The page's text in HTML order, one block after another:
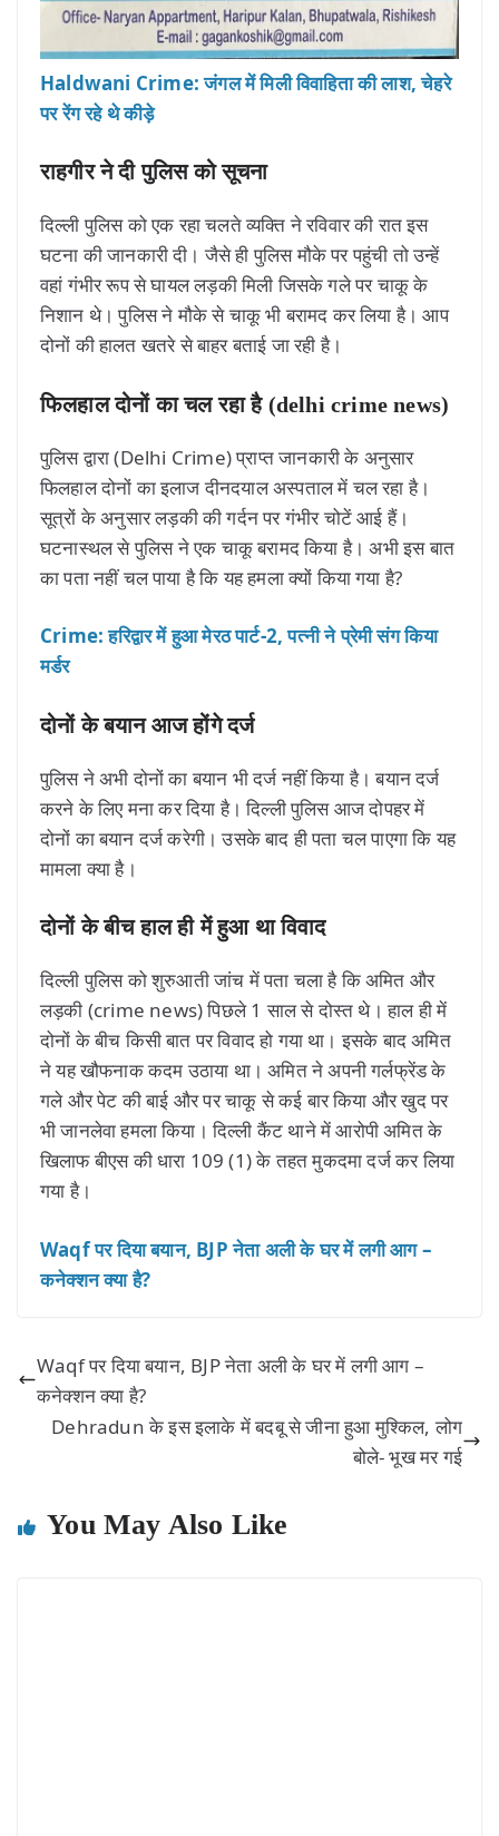
Haldwani Crime: जंगल में मिली विवाहिता की लाश, चेहरे
पर रेंग रहे थे कीड़े
राहगीर ने दी पुलिस को सूचना
दिल्ली पुलिस को एक रहा चलते व्यक्ति ने रविवार की रात इस
घटना की जानकारी दी। जैसे ही पुलिस मौके पर पहुंची तो उन्हें
वहां गंभीर रूप से घायल लड़की मिली जिसके गले पर चाकू के
निशान थे। पुलिस ने मौके से चाकू भी बरामद कर लिया है। आप
दोनों की हालत खतरे से बाहर बताई जा रही है।
फिलहाल दोनों का चल रहा है (delhi crime news)
पुलिस द्वारा (Delhi Crime) प्राप्त जानकारी के अनुसार
फिलहाल दोनों का इलाज दीनदयाल अस्पताल में चल रहा है।
सूत्रों के अनुसार लड़की की गर्दन पर गंभीर चोटें आई हैं।
घटनास्थल से पुलिस ने एक चाकू बरामद किया है। अभी इस बात
का पता नहीं चल पाया है कि यह हमला क्यों किया गया है?
Crime: हरिद्वार में हुआ मेरठ पार्ट-2, पत्नी ने प्रेमी संग किया
मर्डर
दोनों के बयान आज होंगे दर्ज
पुलिस ने अभी दोनों का बयान भी दर्ज नहीं किया है। बयान दर्ज
करने के लिए मना कर दिया है। दिल्ली पुलिस आज दोपहर में
दोनों का बयान दर्ज करेगी। उसके बाद ही पता चल पाएगा कि यह
मामला क्या है।
दोनों के बीच हाल ही में हुआ था विवाद
दिल्ली पुलिस को शुरुआती जांच में पता चला है कि अमित और
लड़की (crime news) पिछले 1 साल से दोस्त थे। हाल ही में
दोनों के बीच किसी बात पर विवाद हो गया था। इसके बाद अमित
ने यह खौफनाक कदम उठाया था। अमित ने अपनी गर्लफ्रेंड के
गले और पेट की बाई और पर चाकू से कई बार किया और खुद पर
भी जानलेवा हमला किया। दिल्ली कैंट थाने में आरोपी अमित के
खिलाफ बीएस की धारा 109 (1) के तहत मुकदमा दर्ज कर लिया
गया है।
Waqf पर दिया बयान, BJP नेता अली के घर में लगी आग –
कनेक्शन क्या है?
Waqf पर दिया बयान, BJP नेता अली के घर में लगी आग –
कनेक्शन क्या है?
Dehradun के इस इलाके में बदबू से जीना हुआ मुश्किल, लोग
बोले- भूख मर गई
You May Also Like